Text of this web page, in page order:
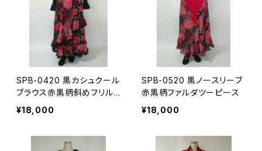
SPB-0420 黒カシュクール
ブラウス赤黒柄斜めフリル
ファルダツーピース
¥18,000
SPB-0520 黒ノースリーブ
赤黒柄ファルダツーピース
¥18,000